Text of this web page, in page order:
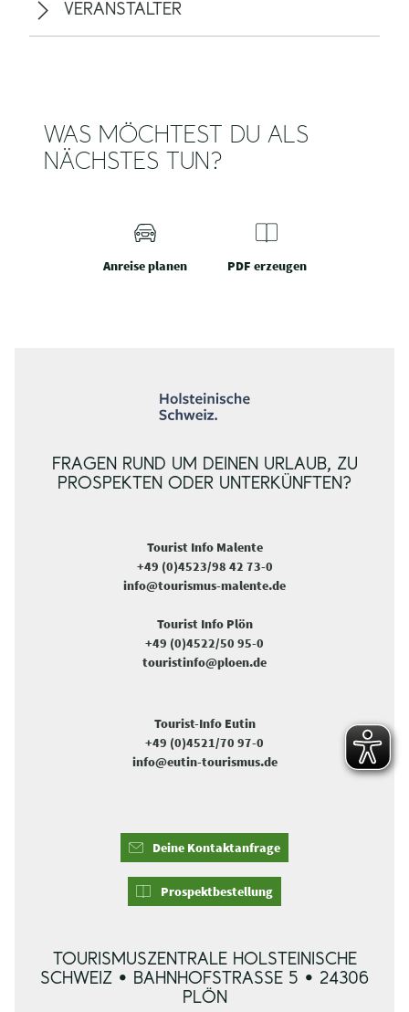
VERANSTALTER
WAS MÖCHTEST DU ALS
NÄCHSTES TUN?
Anreise planen PDF erzeugen
FRAGEN RUND UM DEINEN URLAUB, ZU
PROSPEKTEN ODER UNTERKÜNFTEN?
Tourist Info Malente
+49 (0)4523/98 42 73-0
info@tourismus-malente.de
Tourist Info Plön
+49 (0)4522/50 95-0
touristinfo@ploen.de
Tourist-Info Eutin
+49 (0)4521/70 97-0
info@eutin-tourismus.de
Deine Kontaktanfrage
Prospektbestellung
TOURISMUSZENTRALE HOLSTEINISCHE
SCHWEIZ • BAHNHOFSTRASSE 5 • 24306 P
LÖN